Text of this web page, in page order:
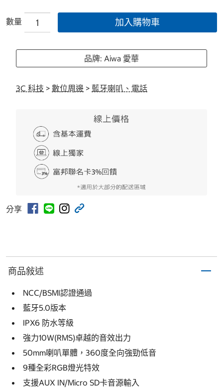
數量 加入購物車
品牌: Aiwa 愛華
3C 科技 > 數位周邊 > 藍牙喇叭、電話
分享
商品敍述
NCC/BSMI認證通過
藍牙5.0版本
IPX6 防水等級
強力10W(RMS)卓越的音效出力
50mm喇叭單體，360度全向強勁低音
9種全彩RGB燈光特效
支援AUX IN/Micro SD卡音源輸入